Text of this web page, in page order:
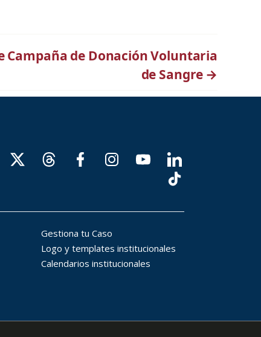
Campaña de Donación Voluntaria
de Sangre →